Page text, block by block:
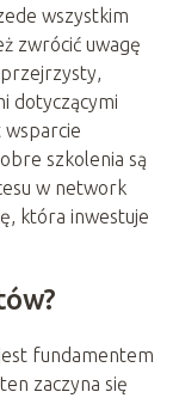
wszystkim
zwrócić uwagę
dotyczącymi
wsparcie
szkolenia są
w network
która inwestuje
fundamentem
zaczyna się